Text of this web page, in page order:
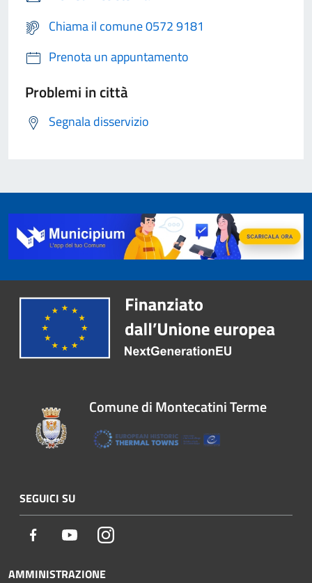
Chiama il comune 0572 9181
Prenota un appuntamento
Problemi in città
Segnala disservizio
Comune di Montecatini Terme
SEGUICI SU
Facebook YoutubeInstagram
AMMINISTRAZIONE